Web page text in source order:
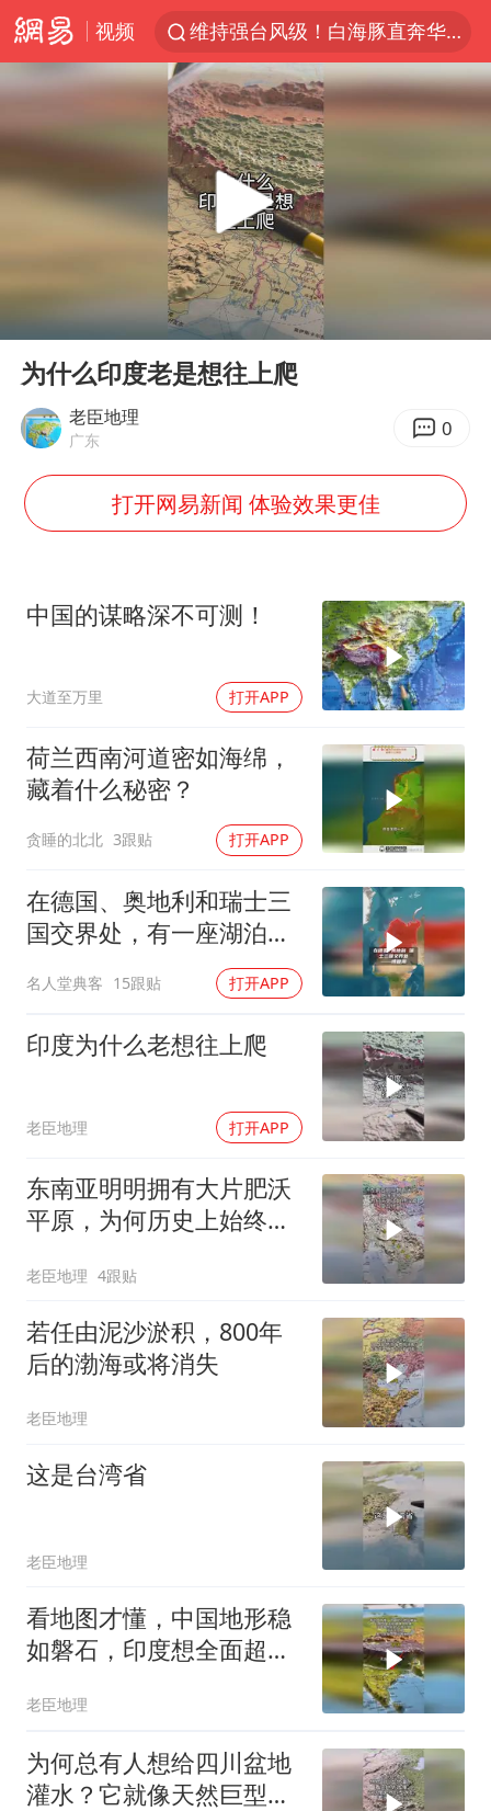
视频
维持强台风级！白海豚直奔华东沿海
印度暴发金迪普拉病毒
41岁女子为鼓励女儿考上985研究生
陕西潼关强降雨引发土崖滑坡1人失联
“事业单位招聘不是人情买卖”
河南试行周五下午弹性离岗
南大数院院长疑辞职信里写不想干了
李亚鹏向地铁吐血女孩捐99999元
新华社权威快报|我国编制完成新版全月地质图
中国经济展现强大韧性和活力
Play
为什么印度老是想往上爬
老臣地理
广东 0
打开网易新闻 体验效果更佳
中国的谋略深不可测！
大道至万里 打开APP
荷兰西南河道密如海绵，
藏着什么秘密？
贪睡的北北 3跟贴 打开APP
在德国、奥地利和瑞士三
国交界处，有一座湖泊
名人堂典客 15跟贴 打开APP
印度为什么老想往上爬
老臣地理 打开APP
东南亚明明拥有大片肥沃
平原，为何历史上始终没
老臣地理 4跟贴
若任由泥沙淤积，800年
后的渤海或将消失
老臣地理
这是台湾省
老臣地理
看地图才懂，中国地形稳
如磐石，印度想全面超越
老臣地理
为何总有人想给四川盆地
灌水？它就像天然巨型水